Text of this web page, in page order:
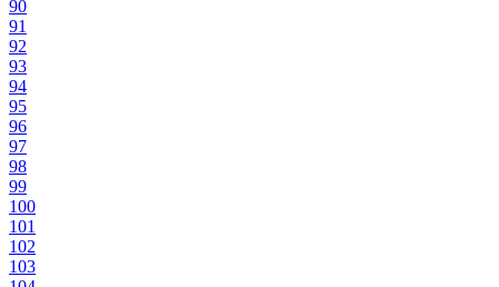
90
91
92
93
94
95
96
97
98
99
100
101
102
103